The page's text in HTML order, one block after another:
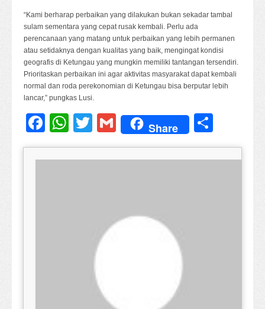
“Kami berharap perbaikan yang dilakukan bukan sekadar tambal
sulam sementara yang cepat rusak kembali. Perlu ada
perencanaan yang matang untuk perbaikan yang lebih permanen
atau setidaknya dengan kualitas yang baik, mengingat kondisi
geografis di Ketungau yang mungkin memiliki tantangan tersendiri.
Prioritaskan perbaikan ini agar aktivitas masyarakat dapat kembali
normal dan roda perekonomian di Ketungau bisa berputar lebih
lancar,” pungkas Lusi.
Facebook
WhatsApp
TwitterGmail
Share